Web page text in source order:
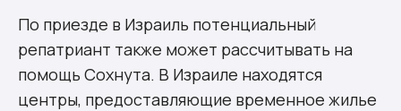
По приезде в Израиль потенциальный
репатриант также может рассчитывать на
помощь Сохнута. В Израиле находятся
центры, предоставляющие временное жилье